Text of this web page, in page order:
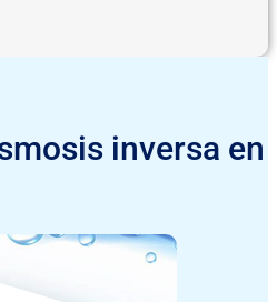
inversa en